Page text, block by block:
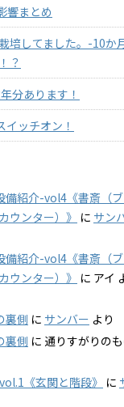
響まとめ
培してました。-10か
？
分あります！
ッチオン！
紹介-vol4《書斎（ブ
ウンター）》 に サン
紹介-vol4《書斎（ブ
ウンター）》 に アイ
裏側 に サンバー より
裏側 に 通りすがりの
《玄関と階段》
に